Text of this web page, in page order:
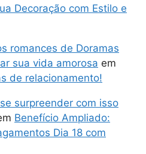
Decoração com Estilo e
romances de Doramas
sua vida amorosa em
de relacionamento!
surpreender com isso
Benefício Ampliado:
Dia 18 com